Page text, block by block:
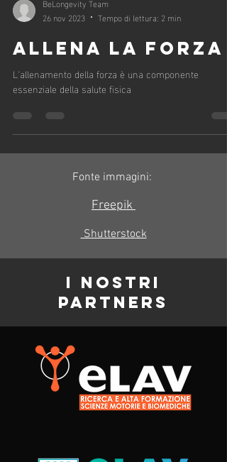
BeLongevity Team
26 nov 2023
Tempo di lettura: 2 min
ALLENA LA FORZA
L'allenamento della forza è una componente
essenziale della salute fisica
Fonte immagini:
Freepik
Shutterstock
I NOSTRI
PARTNERS